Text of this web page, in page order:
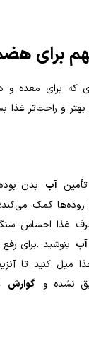
برای
که برای معده و
و راحت‌تر غذا
آب بدن
روده‌ها کمک
غذا احساس
آب بنوشید.برای
میل کنید تا
نشده و گوارش